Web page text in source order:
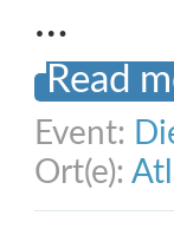
…
Read
Event:
Ort(e):